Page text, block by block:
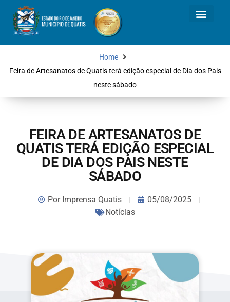
Home
Feira de Artesanatos de Quatis terá edição especial de Dia dos Pais
neste sábado
FEIRA DE ARTESANATOS DE
QUATIS TERÁ EDIÇÃO ESPECIAL
DE DIA DOS PAIS NESTE
SÁBADO
PorImprensa Quatis
05/08/2025
Notícias